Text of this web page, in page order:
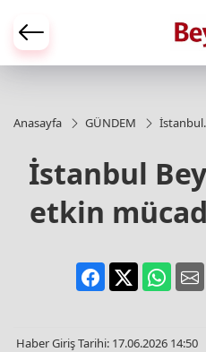
Anasayfa GÜNDEM
İstanbul
tam gaz
İstanbul
etkin
Haber Giriş Tarihi: 17.06.2026 14:50